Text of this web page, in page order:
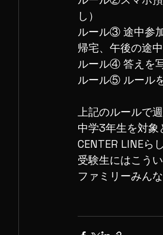
し）
ルール③ 途中参
帰宅、午後の途
ルール④ 答えを
ルール⑤ ルール
上記のルールで
中学3年生を対象
CENTER LINEら
受験生にはこう
ファミリーみん